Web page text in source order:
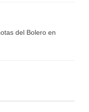
del Bolero en